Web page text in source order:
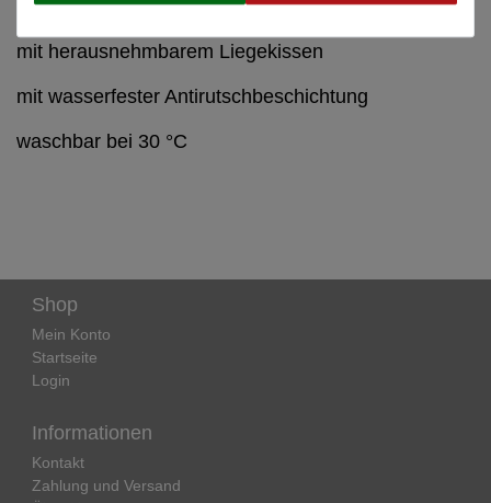
% Polyester 
mit herausnehmbarem Liegekissen 
mit wasserfester Antirutschbeschichtung 
waschbar bei 30 °C
Shop
Mein Konto
Startseite
Login
Informationen
Kontakt
Zahlung und Versand